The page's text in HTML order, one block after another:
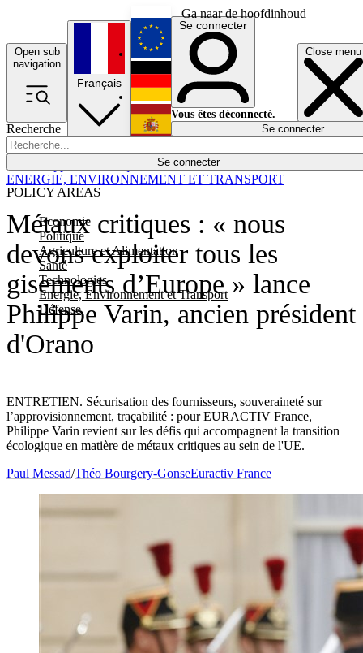
Ga naar de hoofdinhoud
Open sub
navigation
Close menu
Recherche
Se connecter
POLICY AREAS
Economie
Politique
Agriculture et Alimentation
Santé
Technologies
Energie, Environnement et Transport
Défense
Économie
Français
English
Deutsch
Español
Se connecter
Vous êtes déconnecté.
Se connecter
Métaux critiques : « nous
devons exploiter tous les
gisements d’Europe » lance
Philippe Varin, ancien président
d'Orano
ENTRETIEN. Sécurisation des fournisseurs, souveraineté sur
l’approvisionnement, traçabilité : pour EURACTIV France,
Philippe Varin revient sur les défis qui accompagnent la transition
écologique en matière de métaux critiques au sein de l'UE.
ENERGIE, ENVIRONNEMENT ET TRANSPORT
Paul Messad/Théo Bourgery-GonseEuractiv France